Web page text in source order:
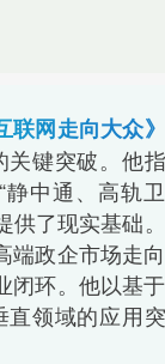
联网走向大众》
键突破。他指
中通、高轨卫
了现实基础。
端政企市场走向
闭环。他以基于
领域的应用突